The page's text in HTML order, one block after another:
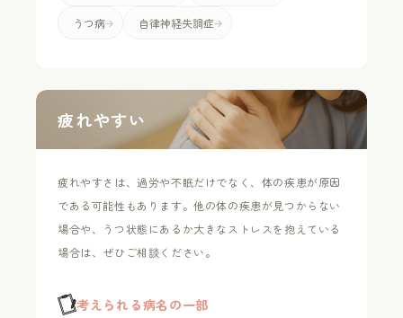
うつ病 自律神経失調症
疲れやすさは、過労や不眠だけでなく、体の疾患が原因
である可能性もあります。他の体の疾患が見つからない
場合や、うつ状態にあるか大きなストレスを抱えている
場合は、ぜひご相談ください。
考えられる病名の一部
疲れやすい